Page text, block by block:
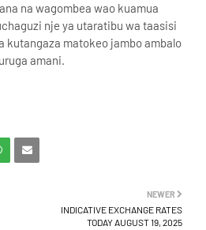
na wagombea wao kuamua
nje ya utaratibu wa taasisi
kutangaza matokeo jambo ambalo
amani.
NEWER
INDICATIVE EXCHANGE RATES
TODAY AUGUST 19, 2025